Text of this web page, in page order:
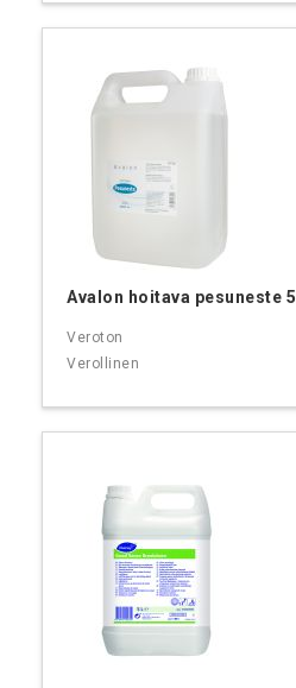
Avalon hoitava pesuneste 5l